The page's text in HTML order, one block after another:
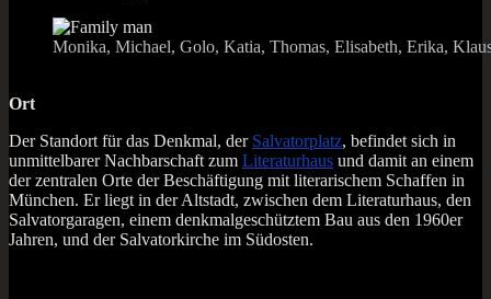
Moni­ka, Micha­el, Golo, Katia, Tho­mas, Eli­sa­beth, Eri­ka,
Ort
Der Stand­ort für das Denk­mal, der Sal­va­tor­platz, befin­det sich in
unmit­tel­ba­rer Nach­bar­schaft zum Lite­ra­tur­haus und damit an einem
der zen­tra­len Orte der Beschäf­ti­gung mit lite­ra­ri­schem Schaf­fen in
Mün­chen. Er liegt in der Alt­stadt, zwi­schen dem Lite­ra­tur­haus, den
Sal­vat­or­ga­ra­gen, einem denk­mal­ge­schütz­tem Bau aus den 1960er
Jah­ren, und der Sal­va­tor­kir­che im Südosten.